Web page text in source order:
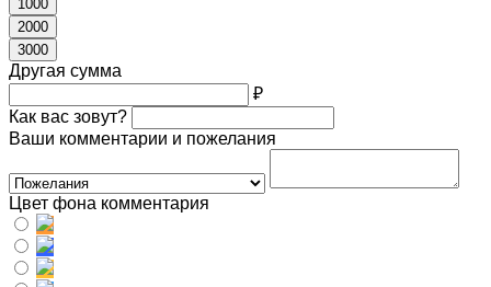
1000
2000
3000
Другая сумма
₽
Как вас зовут?
Ваши комментарии и пожелания
Цвет фона комментария